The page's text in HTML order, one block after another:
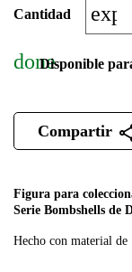
Figura para
Serie Bombshells de
Hecho con material
Cantidad
doneDisponible
Compartir